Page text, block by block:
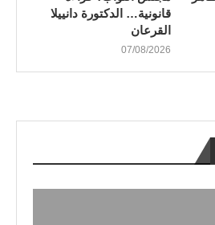
قانونية… الدكتورة دانييلا
القرعان
07/08/2026